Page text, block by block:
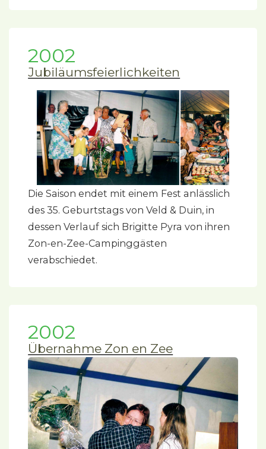
2002
Jubiläumsfeierlichkeiten
Die Saison endet mit einem Fest anlässlich
des 35. Geburtstags von Veld & Duin, in
dessen Verlauf sich Brigitte Pyra von ihren
Zon-en-Zee-Campinggästen
verabschiedet.
2002
Übernahme Zon en Zee